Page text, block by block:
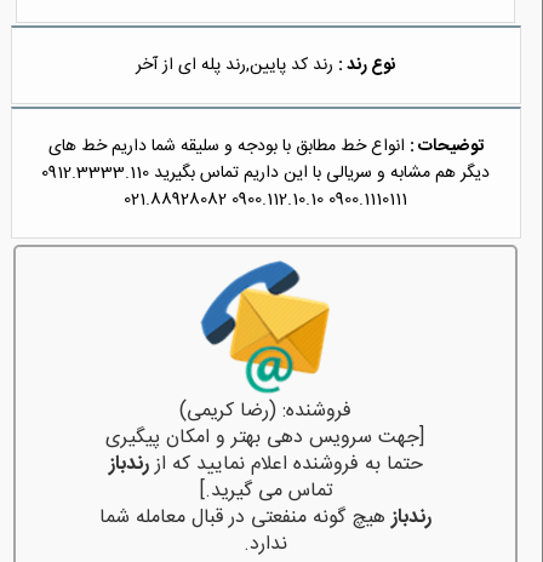
نوع رند : رند کد پایین,رند پله ای از آخر
توضیحات : انواع خط مطابق با بودجه و سلیقه شما داریم خط های
دیگر هم مشابه و سریالی با این داریم تماس بگیرید 0912.3333.110
0900.1110111 0900.112.10.10 021.88928082
فروشنده: (رضا کریمی)
[جهت سرویس دهی بهتر و امکان پیگیری
حتما به فروشنده اعلام نمایید که ازرندباز
تماس می گیرید.]
رندبازهیچ گونه منفعتی در قبال معامله شما
ندارد.